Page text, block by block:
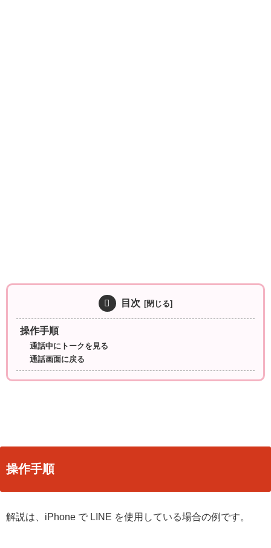
目次
操作手順
通話中にトークを見る
通話画面に戻る
操作手順
解説は、iPhone で LINE を使用している場合の例です。